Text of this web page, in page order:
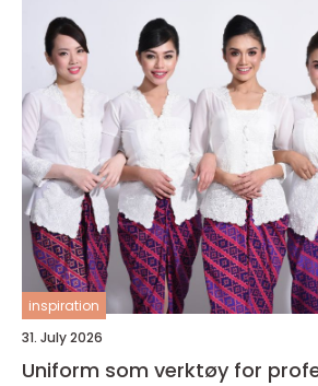
inspiration
31. July 2026
Uniform som verktøy for